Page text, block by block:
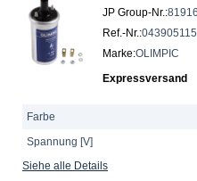
JP Group-Nr.:
Ref.-Nr.:
Marke:OLIMPIC
Expressversand
Farbe
Spannung [V]
Siehe alle Details